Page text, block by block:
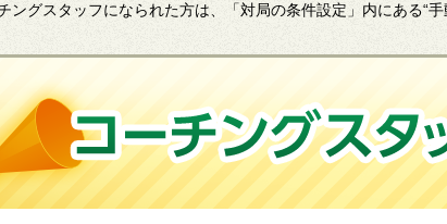
ングスタッフになられた方は、「対局の条件設定」内にある“